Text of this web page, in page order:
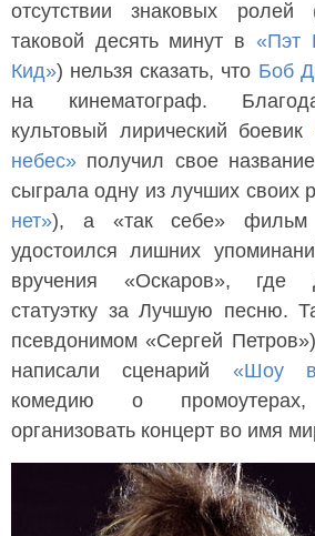
отсутствии знаковых
таковой десять минут в «Пэт
Кид») нельзя сказать, что Боб
на кинематограф.
культовый лирический боевик
небес» получил свое
сыграла одну из лучших своих
нет»), а «так себе» фильм
удостоился лишних
вручения «Оскаров», где
статуэтку за Лучшую песню.
псевдонимом «Сергей
написали сценарий «Шоу
комедию о
организовать концерт во имя